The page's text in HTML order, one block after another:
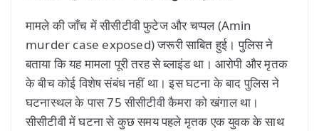
मामले की जाँच में सीसीटीवी फुटेज और चप्पल (Amin
murder case exposed) जरूरी साबित हुई। पुलिस ने
बताया कि यह मामला पूरी तरह से ब्लाइंड था। आरोपी और मृतक
के बीच कोई विशेष संबंध नहीं था। इस घटना के बाद पुलिस ने
घटनास्थल के पास 75 सीसीटीवी कैमरा को खंगाल था।
सीसीटीवी में घटना से कुछ समय पहले मृतक एक युवक के साथ